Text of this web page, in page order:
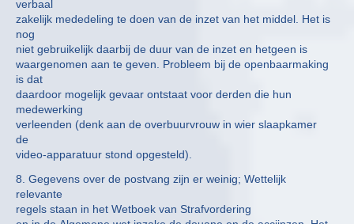
verbaal
zakelijk mededeling te doen van de inzet van het middel. Het is
nog
niet gebruikelijk daarbij de duur van de inzet en hetgeen is
waargenomen aan te geven. Probleem bij de openbaarmaking
is dat
daardoor mogelijk gevaar ontstaat voor derden die hun
medewerking
verleenden (denk aan de overbuurvrouw in wier slaapkamer
de
video-apparatuur stond opgesteld).
8. Gegevens over de postvang zijn er weinig; Wettelijk
relevante
regels staan in het Wetboek van Strafvordering